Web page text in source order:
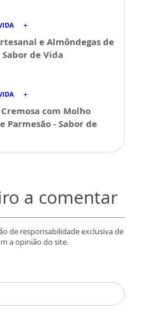
e Almôndegas de
Sabor de Vida
com Molho
Parmesão - Sabor de
a comentar
de responsabilidade exclusiva de
a opinião do site.